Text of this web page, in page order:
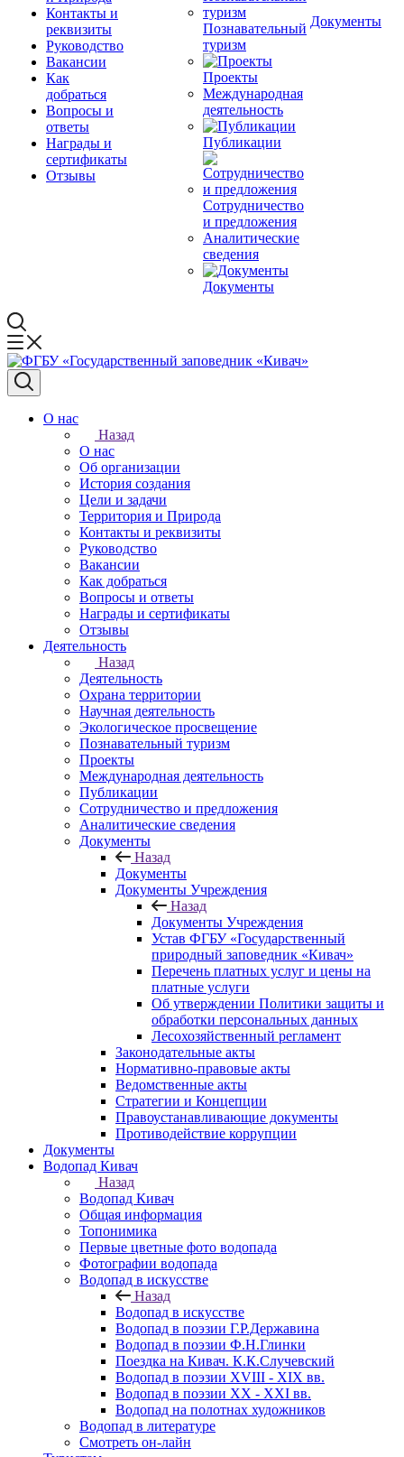
Контакты и
реквизиты
Руководство
Вакансии
Как
добраться
Вопросы и
ответы
Награды и
сертификаты
Отзывы
Познавательный
туризм
Проекты
Международная
деятельность
Публикации
Сотрудничество
и предложения
Аналитические
сведения
Документы
Документы
О нас
Назад
О нас
Об организации
История создания
Цели и задачи
Территория и Природа
Контакты и реквизиты
Руководство
Вакансии
Как добраться
Вопросы и ответы
Награды и сертификаты
Отзывы
Деятельность
Назад
Деятельность
Охрана территории
Научная деятельность
Экологическое просвещение
Познавательный туризм
Проекты
Международная деятельность
Публикации
Сотрудничество и предложения
Аналитические сведения
Документы
Назад
Документы
Документы Учреждения
Назад
Документы Учреждения
Устав ФГБУ «Государственный
природный заповедник «Кивач»
Перечень платных услуг и цены на
платные услуги
Об утверждении Политики защиты и
обработки персональных данных
Лесохозяйственный регламент
Законодательные акты
Нормативно-правовые акты
Ведомственные акты
Стратегии и Концепции
Правоустанавливающие документы
Противодействие коррупции
Документы
Водопад Кивач
Назад
Водопад Кивач
Общая информация
Топонимика
Первые цветные фото водопада
Фотографии водопада
Водопад в искусстве
Назад
Водопад в искусстве
Водопад в поэзии Г.Р.Державина
Водопад в поэзии Ф.Н.Глинки
Поездка на Кивач. К.К.Случевский
Водопад в поэзии XVIII - XIX вв.
Водопад в поэзии XX - XXI вв.
Водопад на полотнах художников
Водопад в литературе
Смотреть он-лайн